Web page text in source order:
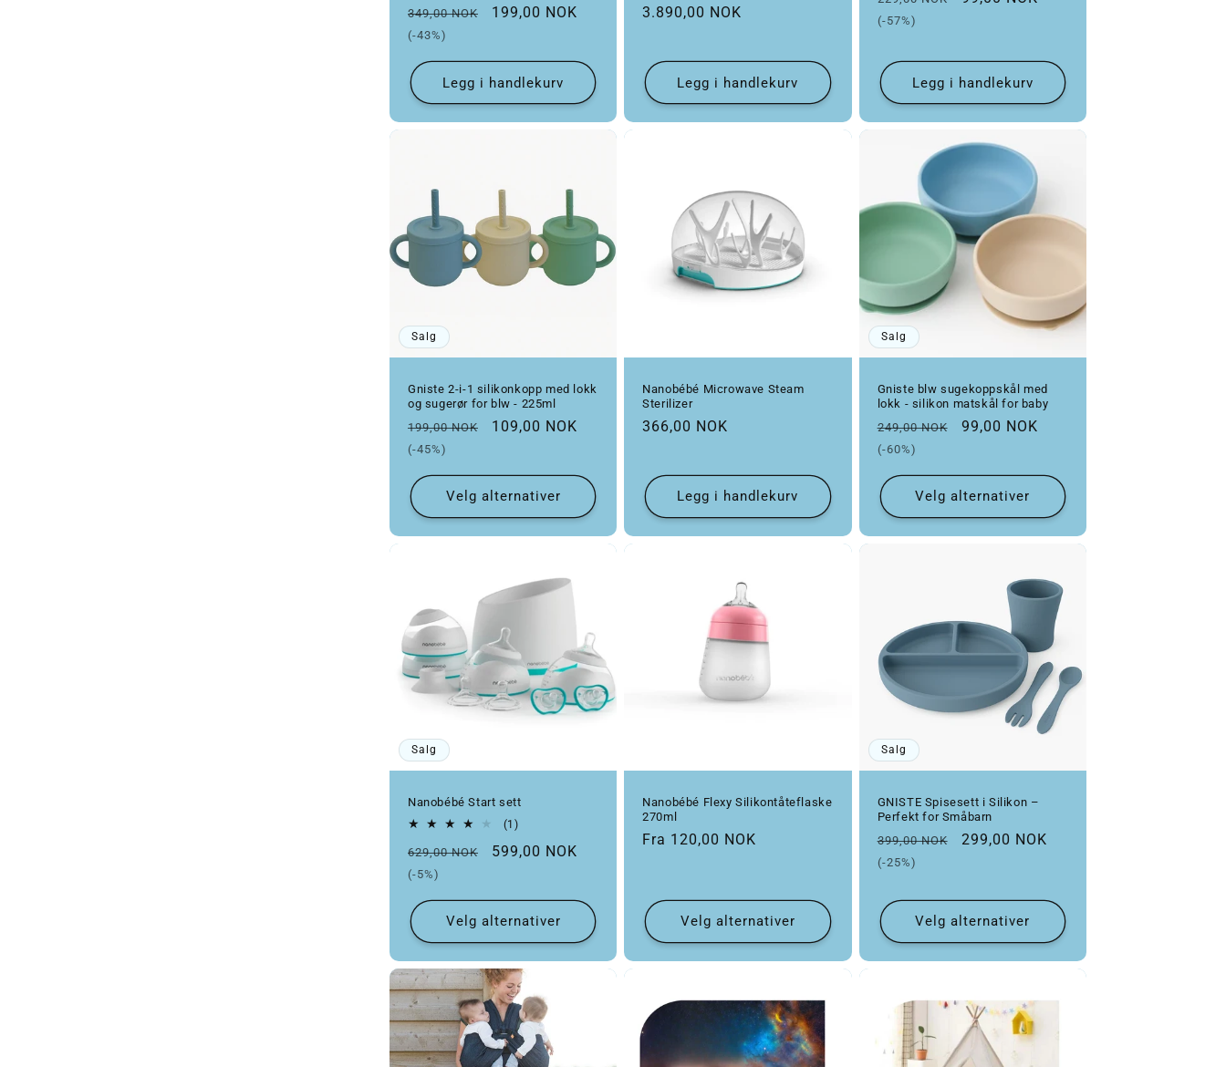
Vanlig pris
349,00 NOK Salgspris
199,00 NOK
(-43%)
Legg i handlekurv
Vanlig pris
3.890,00 NOK
Legg i handlekurv
(-57%)
Legg i handlekurv
Salg
Gniste 2-i-1 silikonkopp med lokk
og sugerør for blw - 225ml
Vanlig pris
199,00 NOK Salgspris
109,00 NOK
(-45%)
Velg alternativer
Nanobébé Microwave Steam
Sterilizer
Vanlig pris
366,00 NOK
Legg i handlekurv
Salg
Gniste blw sugekoppskål med
lokk - silikon matskål for baby
Vanlig pris
249,00 NOK Salgspris
99,00 NOK
(-60%)
Velg alternativer
Salg
Nanobébé Start sett
(1)1 totale omtaler
Vanlig pris
629,00 NOK Salgspris
599,00 NOK
(-5%)
Velg alternativer
Nanobébé Flexy Silikontåteflaske
270ml
Vanlig pris
Fra 120,00 NOK
Velg alternativer
Salg
GNISTE Spisesett i Silikon –
Perfekt for Småbarn
Vanlig pris
399,00 NOK Salgspris
299,00 NOK
(-25%)
Velg alternativer